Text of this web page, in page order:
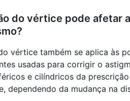
do vértice pode afetar
vértice também se aplica às
usadas para corrigir o
e cilíndricos da
dependendo da mudança na